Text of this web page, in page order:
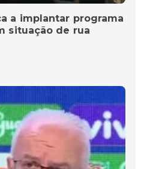
a implantar programa
situação de rua